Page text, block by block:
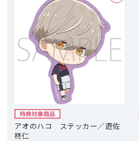
アオのハコ ステッカー／遊佐
柊仁